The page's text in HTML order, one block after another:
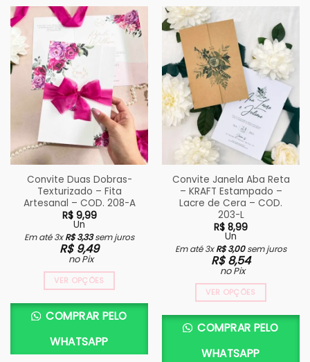
Convite Duas Dobras-
Texturizado – Fita
Artesanal – COD. 208-A
R$9,99
Un
Em até 3xR$3,33sem juros
R$9,49
no Pix
VER OPÇÕES
COMPRAR PELO
WHATSAPP
Convite Janela Aba Reta
– KRAFT Estampado –
Lacre de Cera – COD.
203-L
R$ 8,99
Un
Em até 3xR$3,00sem juros
R$8,54
no Pix
VER OPÇÕES
COMPRAR PELO
WHATSAPP